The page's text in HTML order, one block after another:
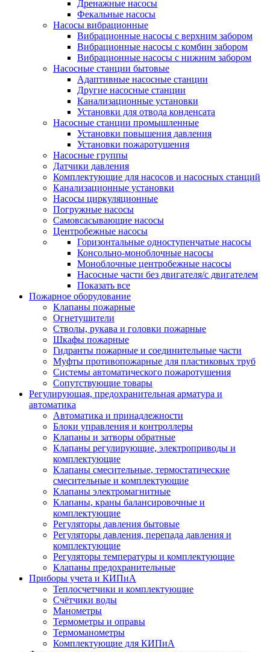
Дренажные насосы
Фекальные насосы
Насосы вибрационные
Вибрационные насосы с верхним забором
Вибрационные насосы с комбин забором
Вибрационные насосы с нижним забором
Насосные станции бытовые
Адаптивные насосные станции
Другие насосные станции
Канализационные установки
Установки для отвода конденсата
Насосные станции промышленные
Установки повышения давления
Установки пожаротушения
Насосные группы
Датчики давления
Комплектующие для насосов и насосных станций
Канализационные установки
Насосы циркуляционные
Погружные насосы
Самовсасывающие насосы
Центробежные насосы
Горизонтальные одноступенчатые насосы
Консольно-моноблочные насосы
Моноблочные центробежные насосы
Насосные части без двигателя/с двигателем
Показать все
Пожарное оборудование
Клапаны пожарные
Огнетушители
Стволы, рукава и головки пожарные
Шкафы пожарные
Гидранты пожарные и соединительные части
Муфты противопожарные для пластиковых труб
Системы автоматического пожаротушения
Сопутствующие товары
Регулирующая, предохранительная арматура и
автоматика
Автоматика и принадлежности
Блоки управления и контроллеры
Клапаны и затворы обратные
Клапаны регулирующие, электроприводы и
комплектующие
Клапаны смесительные, термостатические
смесительные и комплектующие
Клапаны электромагнитные
Клапаны, краны балансировочные и
комплектующие
Регуляторы давления бытовые
Регуляторы давления, перепада давления и
комплектующие
Регуляторы температуры и комплектующие
Клапаны предохранительные
Приборы учета и КИПиА
Теплосчетчики и комплектующие
Счётчики воды
Манометры
Термометры и оправы
Термоманометры
Комплектующие для КИПиА